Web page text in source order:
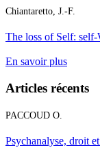
Chiantaretto, J.-F.
The loss of Self:
En savoir plus
Articles récents
PACCOUD O.
Psychanalyse, droit